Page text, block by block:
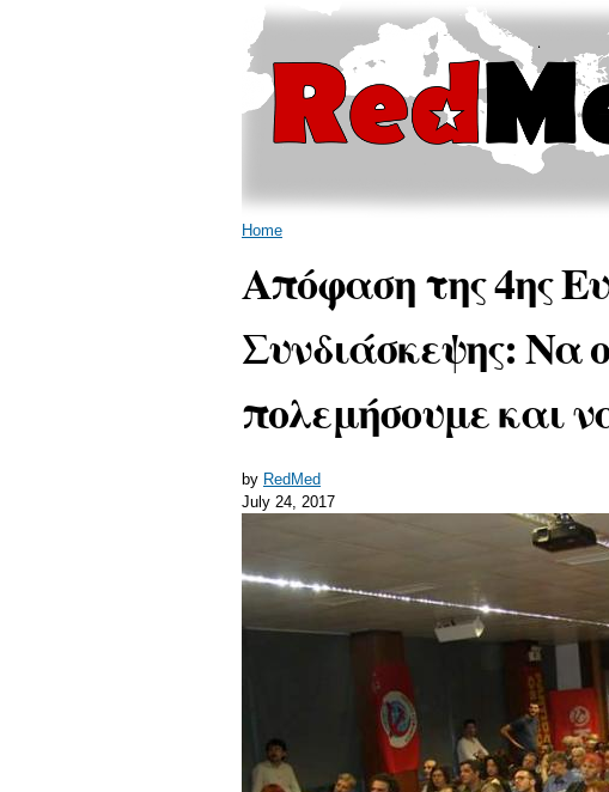
You are here
Home
Απόφαση της 4ης
Συνδιάσκεψης: Nα
πολεμήσουμε και
by RedMed
July 24, 2017